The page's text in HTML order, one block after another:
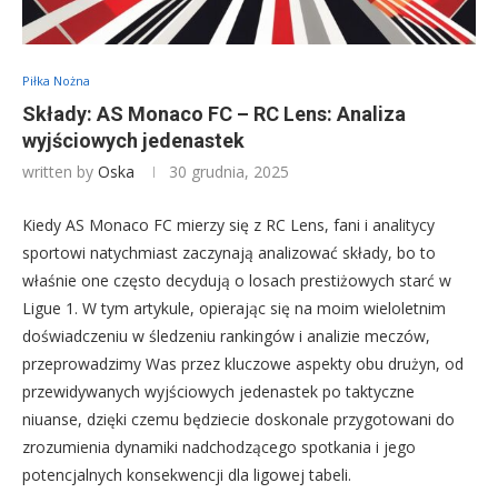
Piłka Nożna
Składy: AS Monaco FC – RC Lens: Analiza
wyjściowych jedenastek
written by Oska 30 grudnia, 2025
Kiedy AS Monaco FC mierzy się z RC Lens, fani i analitycy
sportowi natychmiast zaczynają analizować składy, bo to
właśnie one często decydują o losach prestiżowych starć w
Ligue 1. W tym artykule, opierając się na moim wieloletnim
doświadczeniu w śledzeniu rankingów i analizie meczów,
przeprowadzimy Was przez kluczowe aspekty obu drużyn, od
przewidywanych wyjściowych jedenastek po taktyczne
niuanse, dzięki czemu będziecie doskonale przygotowani do
zrozumienia dynamiki nadchodzącego spotkania i jego
potencjalnych konsekwencji dla ligowej tabeli.